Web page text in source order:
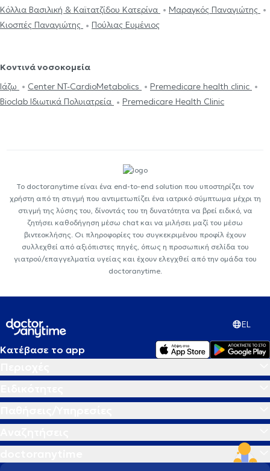
Κόλλια Βασιλική & Καϊτατζίδου Κατερίνα
Μαραγκός Παναγιώτης
Κιοσπές Παναγιώτης
Πούλιας Ευμένιος
Κοντινά νοσοκομεία
Ιάζω
Center NT-CardioMetabolics
Premedicare health clinic
Bioclab Ιδιωτικά Πολυιατρεία
Premedicare Health Clinic
Το doctoranytime είναι ένα end-to-end solution που υποστηρίζει τον
χρήστη από τη στιγμή που αντιμετωπίζει ένα ιατρικό σύμπτωμα μέχρι τη
στιγμή της λύσης του, δίνοντάς του τη δυνατότητα να βρεί ειδικό, να
ζητήσει καθοδήγηση μέσω chat και να μιλήσει μαζί του μέσω
βιντεοκλήσης. Οι πληροφορίες του συγκεκριμένου προφίλ έχουν
συλλεχθεί από αξιόπιστες πηγές, όπως η προσωπική σελίδα του
γιατρού/επαγγελματία υγείας και έχουν ελεγχθεί από την ομάδα του
doctoranytime.
EL
Κατέβασε το app